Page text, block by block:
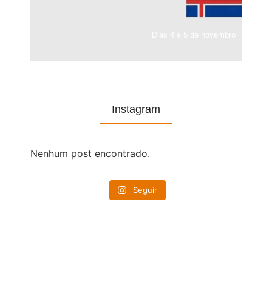
Instagram
Nenhum post encontrado.
Seguir